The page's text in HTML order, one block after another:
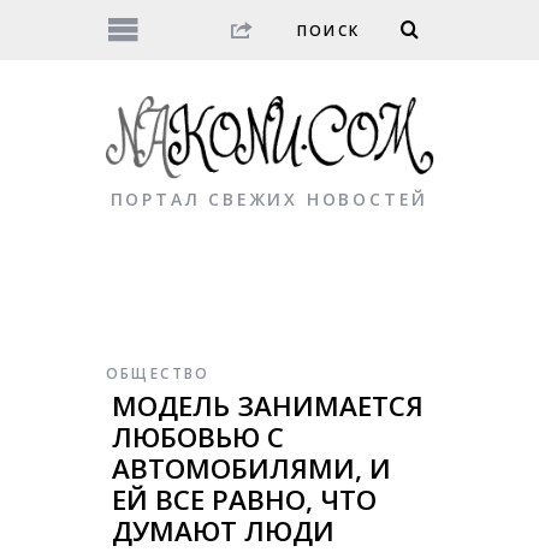
ПОРТАЛ СВЕЖИХ НОВОСТЕЙ
ОБЩЕСТВО
МОДЕЛЬ ЗАНИМАЕТСЯ
ЛЮБОВЬЮ С
АВТОМОБИЛЯМИ, И
ЕЙ ВСЕ РАВНО, ЧТО
ДУМАЮТ ЛЮДИ